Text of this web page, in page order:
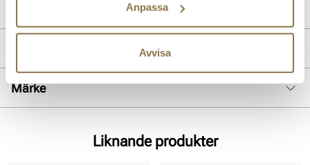
Anpassa
Avvisa
Foder:
Sula:Syntet/gummi
Märke
Liknande produkter